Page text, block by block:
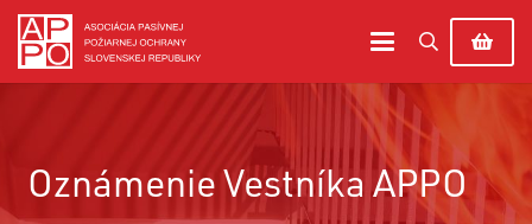
Oznámenie Vestníka APPO